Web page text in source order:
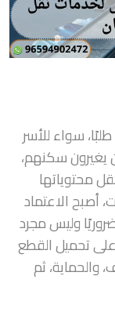
سواء للأسر
يغيرون سكنهم،
محتوياتها
أصبح الاعتماد
وليس مجرد
تحميل القطع
والحماية، ثم